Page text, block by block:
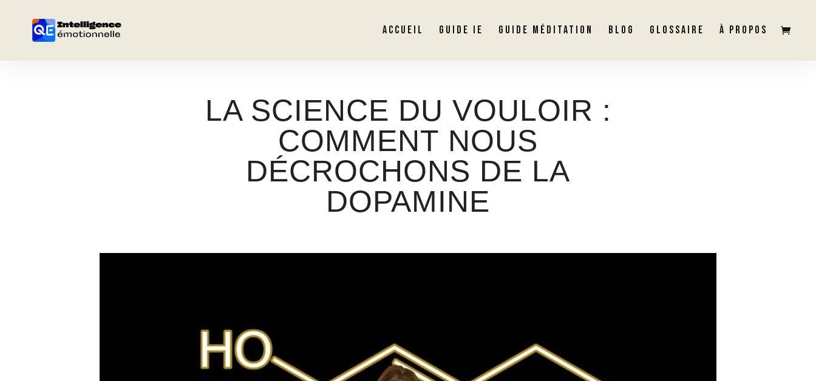
ACCUEIL GUIDE IE GUIDE MÉDITATION BLOG GLOSSAIRE À PROPOS
LA SCIENCE DU VOULOIR :
COMMENT NOUS
DÉCROCHONS DE LA
DOPAMINE